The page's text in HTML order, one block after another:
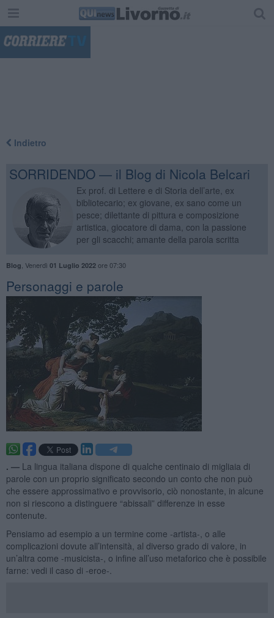
Indietro
SORRIDENDO — il Blog di Nicola Belcari
Ex prof. di Lettere e di Storia dell’arte, ex
bibliotecario; ex giovane, ex sano come un
pesce; dilettante di pittura e composizione
artistica, giocatore di dama, con la passione
per gli scacchi; amante della parola scritta
Blog Venerdì 01 Luglio 2022ore 07:30
Personaggi e parole
. — La lingua italiana dispone di qualche centinaio di migliaia di
parole con un proprio significato secondo un conto che non può
che essere approssimativo e provvisorio, ciò nonostante, in alcune
non si riescono a distinguere “abissali” differenze in esse
contenute.
Pensiamo ad esempio a un termine come -artista-, o alle
complicazioni dovute all’intensità, al diverso grado di valore, in
un’altra come -musicista-, o infine all’uso metaforico che è possibile
farne: vedi il caso di -eroe-.